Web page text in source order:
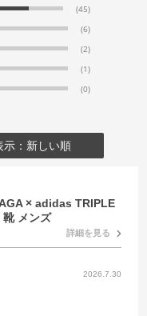
(45)
(6)
(2)
(1)
(0)
示：新しい順
× adidas TRIPLE
靴 メンズ
詳細を見る
2026.7.30